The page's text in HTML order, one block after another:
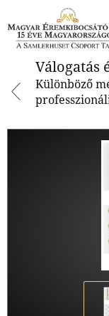
Válogatás
Különböző